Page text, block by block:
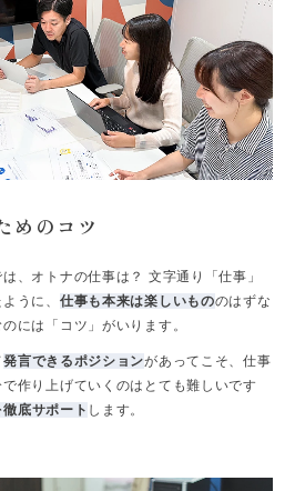
めのコツ
、オトナの仕事は？ 文字通り「仕事」
うに、 仕事も本来は楽しいもののはずな
には「コツ」がいります。
発言できるポジションがあってこそ、仕事
作り上げていくのはとても難しいです
底サポート します。